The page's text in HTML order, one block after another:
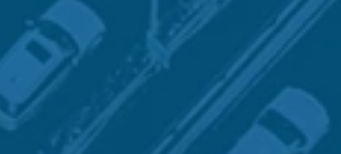
d'informations, nous apportons notre
les personnes, les réseaux
ou industriels, pour offrir des
permettant d'éclairer la prise de